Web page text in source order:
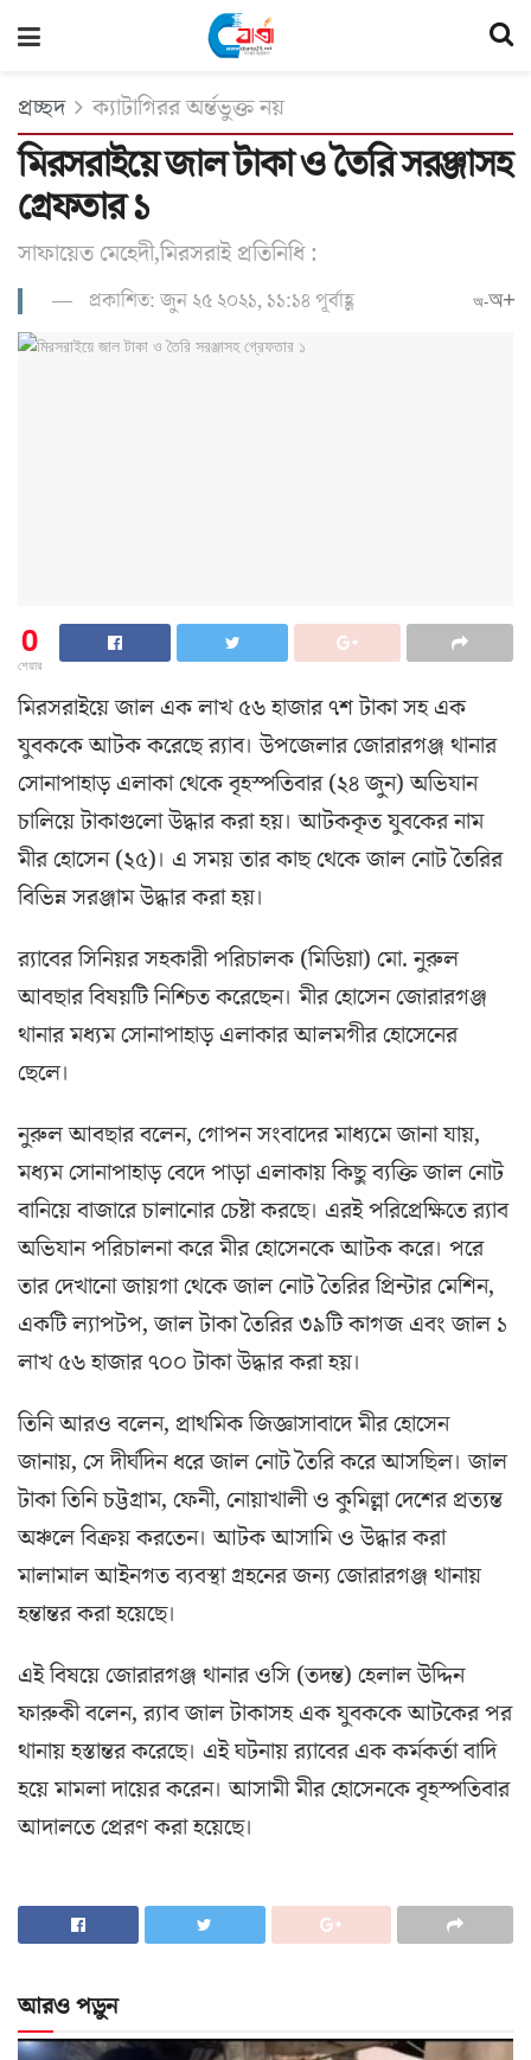
প্রচ্ছদ ক্যাটাগিরর অর্ন্তভুক্ত নয়
মিরসরাইয়ে জাল টাকা ও তৈরি সরঞ্জাসহ
গ্রেফতার ১
সাফায়েত মেহেদী,মিরসরাই প্রতিনিধি :
প্রকাশিত: জুন ২৫ ২০২১, ১১:১৪ পূর্বাহ্ণ অ-অ+
0
শেয়ার
মিরসরাইয়ে জাল এক লাখ ৫৬ হাজার ৭শ টাকা সহ এক
যুবককে আটক করেছে র‌্যাব। উপজেলার জোরারগঞ্জ থানার
সোনাপাহাড় এলাকা থেকে বৃহস্পতিবার (২৪ জুন) অভিযান
চালিয়ে টাকাগুলো উদ্ধার করা হয়। আটককৃত যুবকের নাম
মীর হোসেন (২৫)। এ সময় তার কাছ থেকে জাল নোট তৈরির
বিভিন্ন সরঞ্জাম উদ্ধার করা হয়।
র‌্যাবের সিনিয়র সহকারী পরিচালক (মিডিয়া) মো. নুরুল
আবছার বিষয়টি নিশ্চিত করেছেন। মীর হোসেন জোরারগঞ্জ
থানার মধ্যম সোনাপাহাড় এলাকার আলমগীর হোসেনের
ছেলে।
নুরুল আবছার বলেন, গোপন সংবাদের মাধ্যমে জানা যায়,
মধ্যম সোনাপাহাড় বেদে পাড়া এলাকায় কিছু ব্যক্তি জাল নোট
বানিয়ে বাজারে চালানোর চেষ্টা করছে। এরই পরিপ্রেক্ষিতে র‌্যাব
অভিযান পরিচালনা করে মীর হোসেনকে আটক করে। পরে
তার দেখানো জায়গা থেকে জাল নোট তৈরির প্রিন্টার মেশিন,
একটি ল্যাপটপ, জাল টাকা তৈরির ৩৯টি কাগজ এবং জাল ১
লাখ ৫৬ হাজার ৭০০ টাকা উদ্ধার করা হয়।
তিনি আরও বলেন, প্রাথমিক জিজ্ঞাসাবাদে মীর হোসেন
জানায়, সে দীর্ঘদিন ধরে জাল নোট তৈরি করে আসছিল। জাল
টাকা তিনি চট্টগ্রাম, ফেনী, নোয়াখালী ও কুমিল্লা দেশের প্রত্যন্ত
অঞ্চলে বিক্রয় করতেন। আটক আসামি ও উদ্ধার করা
মালামাল আইনগত ব্যবস্থা গ্রহনের জন্য জোরারগঞ্জ থানায়
হন্তান্তর করা হয়েছে।
এই বিষয়ে জোরারগঞ্জ থানার ওসি (তদন্ত) হেলাল উদ্দিন
ফারুকী বলেন, র‌্যাব জাল টাকাসহ এক যুবককে আটকের পর
থানায় হস্তান্তর করেছে। এই ঘটনায় র‌্যাবের এক কর্মকর্তা বাদি
হয়ে মামলা দায়ের করেন। আসামী মীর হোসেনকে বৃহস্পতিবার
আদালতে প্রেরণ করা হয়েছে।
আরও পড়ুন